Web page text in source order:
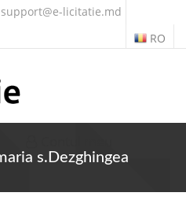
support@e-licitatie.md
RO
s.Dezghingea